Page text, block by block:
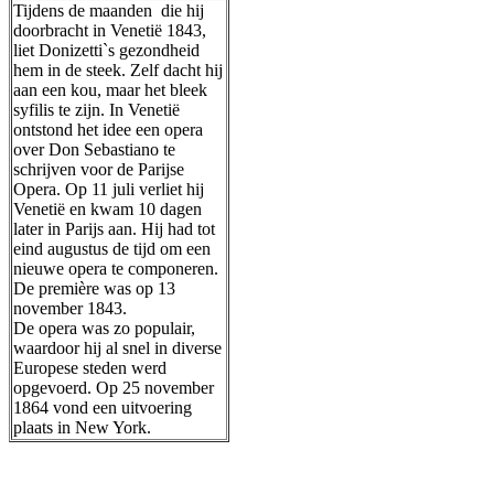
Tijdens de maanden die hij
doorbracht in Venetië 1843,
liet Donizetti`s gezondheid
hem in de steek. Zelf dacht hij
aan een kou, maar het bleek
syfilis te zijn. In Venetië
ontstond het idee een opera
over Don Sebastiano te
schrijven voor de Parijse
Opera. Op 11 juli verliet hij
Venetië en kwam 10 dagen
later in Parijs aan. Hij had tot
eind augustus de tijd om een
nieuwe opera te componeren.
De première was op 13
november 1843.
De opera was zo populair,
waardoor hij al snel in diverse
Europese steden werd
opgevoerd. Op 25 november
1864 vond een uitvoering
plaats in New York.